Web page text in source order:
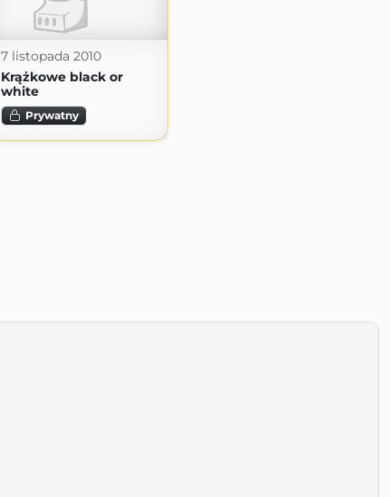
7 listopada 2010
Krążkowe black or
white
Prywatny